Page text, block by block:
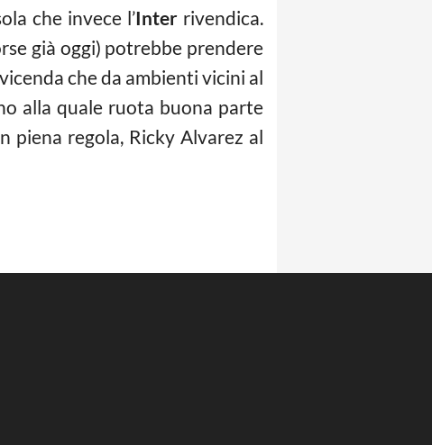
che invece l’Inter rivendica.
già oggi) potrebbe prendere
che da ambienti vicini al
alla quale ruota buona parte
piena regola, Ricky Alvarez al